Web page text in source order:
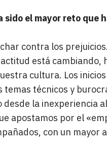
sido el mayor reto
contra los
está cambiando,
cultura. Los
temas técnicos y
la inexperiencia
apostamos por el
con un mayor